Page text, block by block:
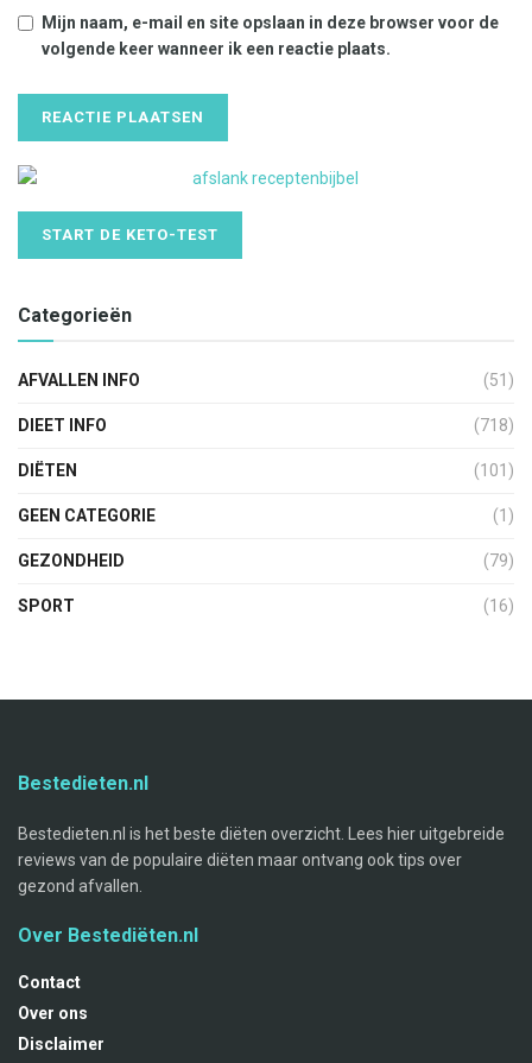
Mijn naam, e-mail en site opslaan in deze browser voor de
volgende keer wanneer ik een reactie plaats.
START DE KETO-TEST
Categorieën
AFVALLEN INFO (51)
DIEET INFO (718)
DIËTEN (101)
GEEN CATEGORIE (1)
GEZONDHEID (79)
SPORT (16)
Bestedieten.nl
Bestedieten.nl is het beste diëten overzicht. Lees hier uitgebreide
reviews van de populaire diëten maar ontvang ook tips over
gezond afvallen.
Over Bestediëten.nl
Contact
Over ons
Disclaimer